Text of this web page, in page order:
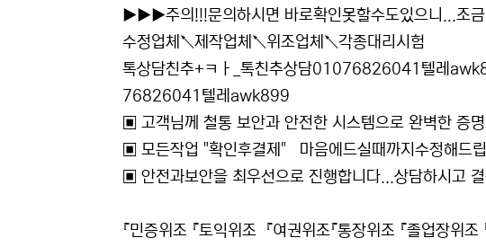
▶▶▶주의!!!문의하시면 바로확인못할수도있으니...조
수정업체↖제작업체↖위조업체↖각종대리시험
톡상담친추+ㅋㅏ_톡친추상담01076826041텔레
76826041텔레awk899
▣ 고객님께 철통 보안과 안전한 시스템으로 완벽한 증
▣ 모든작업 "확인후결제" 마음에드실때까지수정해드립
▣ 안전과보안을 최우선으로 진행합니다...상담하시고
『민증위조 『토익위조 『여권위조『통장위조 『졸업장위